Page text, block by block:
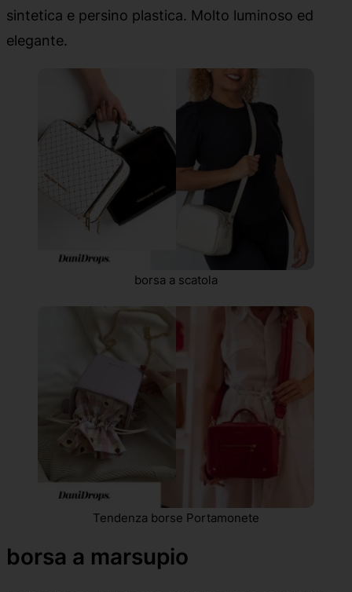
sintetica e persino plastica. Molto luminoso ed
elegante.
borsa a scatola
Tendenza borse Portamonete
borsa a marsupio